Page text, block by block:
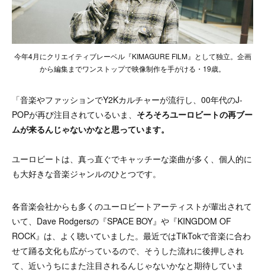
今年4月にクリエイティブレーベル『KIMAGURE FILM』として独立。企画
から編集までワンストップで映像制作を手がける・19歳。
「音楽やファッションでY2Kカルチャーが流行し、00年代のJ-
POPが再び注目されているいま、 そろそろユーロビートの再ブー
ムが来るんじゃないかなと思っています。
ユーロビートは、真っ直ぐでキャッチーな楽曲が多く、個人的に
も大好きな音楽ジャンルのひとつです。
各音楽会社からも多くのユーロビートアーティストが輩出されて
いて、Dave Rodgersの『SPACE BOY』や『KINGDOM OF
ROCK』は、よく聴いていました。最近ではTikTokで音楽に合わ
せて踊る文化も広がっているので、そうした流れに後押しされ
て、近いうちにまた注目されるんじゃないかなと期待していま